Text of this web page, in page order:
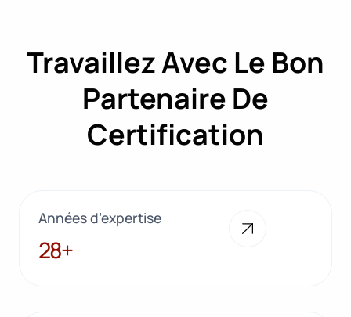
Travaillez Avec Le Bon
Partenaire De
Certification
Années d’expertise
28+
28+